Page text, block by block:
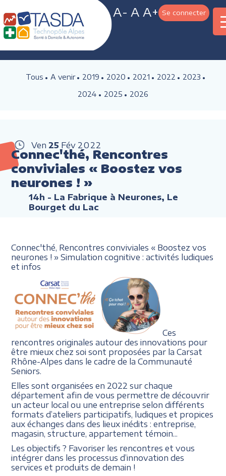
A- A A+ Se connecter
Tous A venir 2019 2020 2021 2022
2023
2024
2025 2026
Ven 25 Fév 2022
Connec'thé, Rencontres
conviviales « Boostez vos
neurones ! »
14h - La Fabrique à Neurones, Le
Bourget du Lac
Connec'thé, Rencontres conviviales « Boostez vos
neurones ! » Simulation cognitive : activités ludiques
et infos
Ces
rencontres originales autour des innovations pour
être mieux chez soi sont proposées par la Carsat
Rhône-Alpes dans le cadre de la Communauté
Seniors.
Elles sont organisées en 2022 sur chaque
département afin de vous permettre de découvrir
un acteur local ou une entreprise selon différents
formats d’ateliers participatifs, ludiques et propices
aux échanges dans des lieux inédits : entreprise,
magasin, structure, appartement témoin...
Les objectifs ? Favoriser les rencontres et vous
intégrer dans les processus d’innovation des
services et produits de demain !